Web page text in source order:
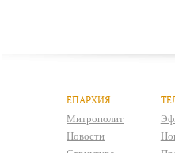
ЕПАРХИЯ
Митрополит
Новости